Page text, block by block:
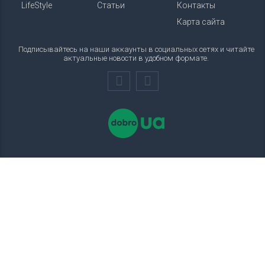
LifeStyle
Статьи
Контакты
Карта сайта
Подписывайтесь на наши аккаунты в социальных сетях и читайте
актуальные новости в удобном формате.